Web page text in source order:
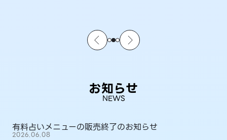
お知らせ
NEWS
有料占いメニューの販売終了のお知らせ
2026.06.08